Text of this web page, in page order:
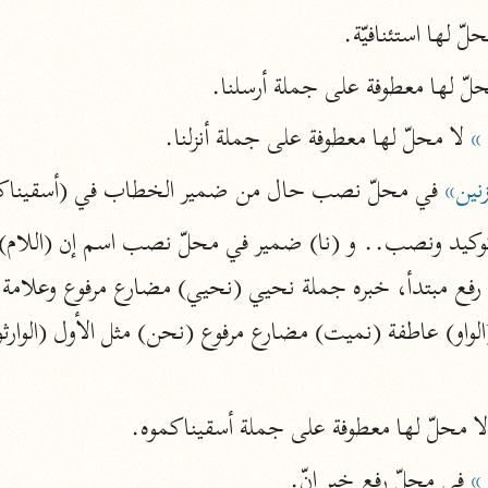
التسهيل لعلوم التنزيل
ابن جُزَيّ (٧٤١ هـ)
نحو ٣ مجلدات
موسوعات
روح المعاني
الآلوسي (١٢٧٠ هـ)
نحو ٢٨ مجلدًا
فخر الدين الرازي (٦٠٦ هـ)
نحو ٢٤ مجلدًا
لها استئنافيّة.
لها معطوفة على جملة أرسلنا.
لا محلّ لها معطوفة على جملة أنزلنا.
في محلّ نصب حال من ضمير الخطاب في
لا محلّ لها معطوفة على جملة أسقيناكموه.